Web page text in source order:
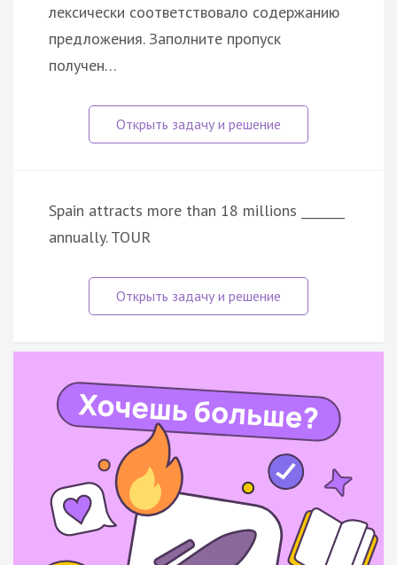
лексически соответствовало содержанию
предложения. Заполните пропуск
получен…
Spain attracts more than 18 millions _______
annually. TOUR